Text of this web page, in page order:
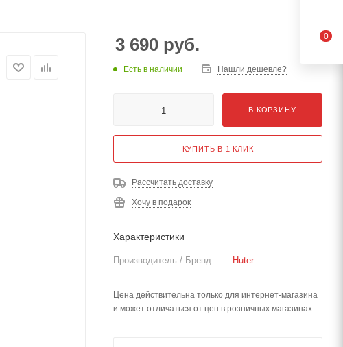
3 690 руб.
Есть в наличии Нашли дешевле?
В КОРЗИНУ
КУПИТЬ В 1 КЛИК
Рассчитать доставку
Хочу в подарок
Характеристики
Производитель / Бренд — Huter
Цена действительна только для интернет-магазина
и может отличаться от цен в розничных магазинах
0